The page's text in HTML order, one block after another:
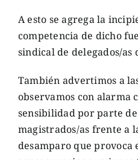
A esto se agrega la
competencia de dicho
sindical de delegados/as
También advertimos a
observamos con alarma
sensibilidad por parte de
magistrados/as frente a
desamparo que provoca